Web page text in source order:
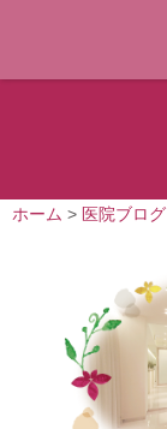
ホーム > 医院ブログ